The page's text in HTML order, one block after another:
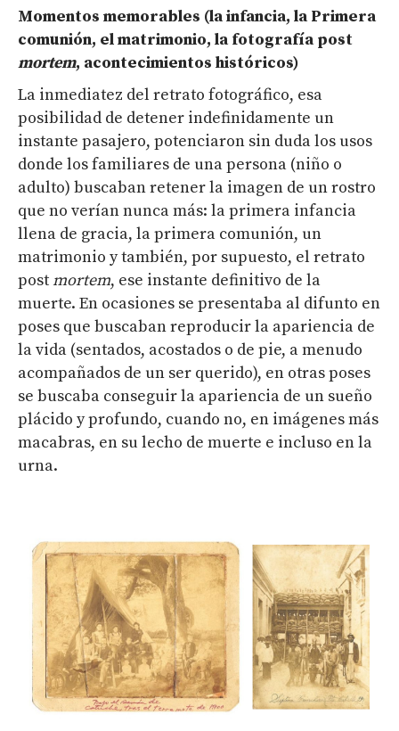
Momentos memorables (la infancia, la Primera
comunión, el matrimonio, la fotografía post
mortem, acontecimientos históricos)
La inmediatez del retrato fotográfico, esa
posibilidad de detener indefinidamente un
instante pasajero, potenciaron sin duda los usos
donde los familiares de una persona (niño o
adulto) buscaban retener la imagen de un rostro
que no verían nunca más: la primera infancia
llena de gracia, la primera comunión, un
matrimonio y también, por supuesto, el retrato
postmortem, ese instante definitivo de la
muerte. En ocasiones se presentaba al difunto en
poses que buscaban reproducir la apariencia de
la vida (sentados, acostados o de pie, a menudo
acompañados de un ser querido), en otras poses
se buscaba conseguir la apariencia de un sueño
plácido y profundo, cuando no, en imágenes más
macabras, en su lecho de muerte e incluso en la
urna.